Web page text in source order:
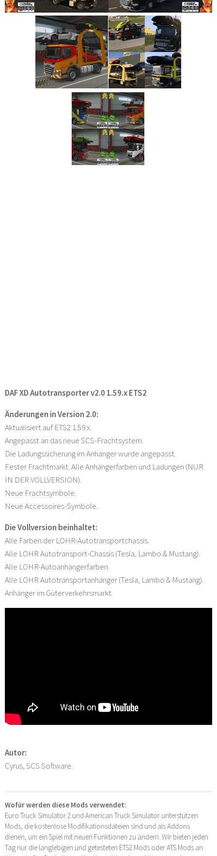
DAF XD Autotransporter v2.0 1.59.x ETS2
Änderungen in Version 2.0:
Aktualisiert auf ETS2 1.59.x.
Angepasst an das neue SCS-Frachtsystem.
Die Ladungssicherung im Anhänger wurde angepasst.
Fester Frachtmarkt. Alle Anhängerfarben und Ladungen (NUR
IN DER VOLLVERSION).
Neue Frachtsymbole.
Neue Accessoires-Symbole.
Die Vollversion beinhaltet:
Alle Farben der LOHR-Autotransportchassis.
Alle LOHR Autotransport-Chassis (Tesla, Lambo & Mustang).
Alle LOHR-Autoanhängerfarben.
Alle LOHR Autotransportanhänger (Tesla, Lambo & Mustang).
Anhänger im Güterverkehrsmarkt.
Autor:
Cyrus, SCS Software.
Wofür werden diese Mods verwendet:
Euro Truck Simulator 2 und American Truck Simulator unterstützen
Mods, die kostenlose Modifikationsdateien sind und als Addons
dienen, um ein Spiel mit neuen Funktionen zu ändern. Wir bieten jeden
Tag nur die langlebigen und getesteten ETS2 Mods oder ATS Mods an.